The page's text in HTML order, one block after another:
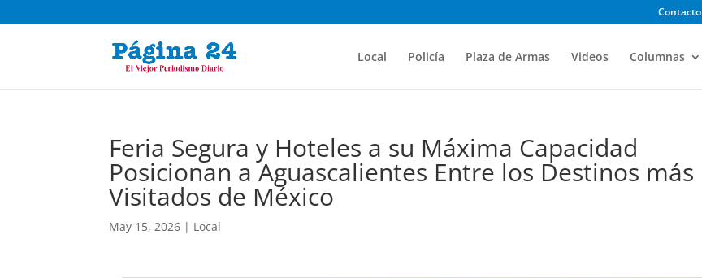
Contacto
Local Policía Plaza de Armas Videos Columnas
Feria Segura y Hoteles a su Máxima Capacidad
Posicionan a Aguascalientes Entre los Destinos más
Visitados de México
May 15, 2026 | Local